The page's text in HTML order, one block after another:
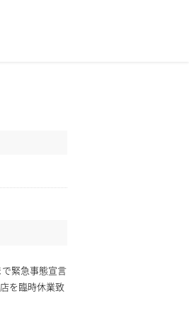
緊急事態宣言
を臨時休業致